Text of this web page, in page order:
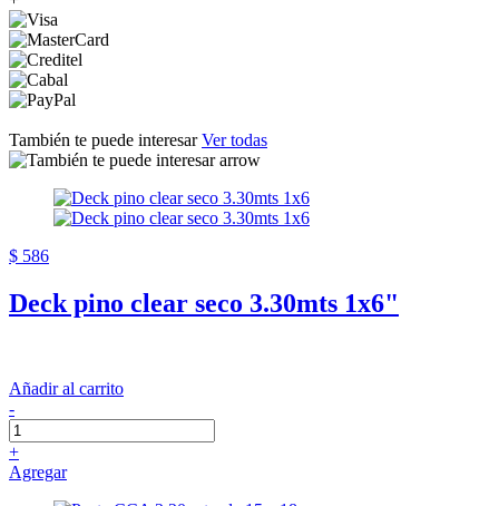
También te puede interesarVer todas
$ 586
Deck pino clear seco 3.30mts 1x6"
Añadir al carrito
-
+
Agregar